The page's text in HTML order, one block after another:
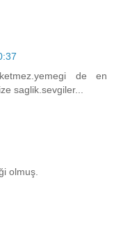
de en
saglik.sevgiler...
olmuş.